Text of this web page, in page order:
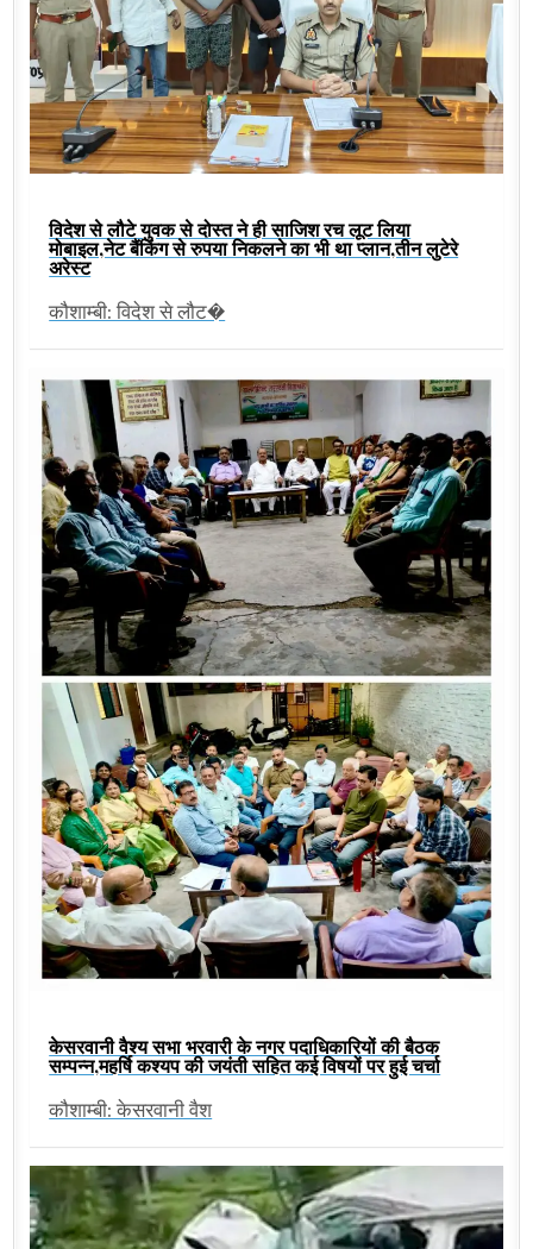
विदेश से लौटे युवक से दोस्त ने ही साजिश रच लूट लिया
मोबाइल,नेट बैंकिंग से रुपया निकलने का भी था प्लान,तीन लुटेरे
अरेस्ट
कौशाम्बी: विदेश से लौट�
केसरवानी वैश्य सभा भरवारी के नगर पदाधिकारियों की बैठक
सम्पन्न,महर्षि कश्यप की जयंती सहित कई विषयों पर हुई चर्चा
कौशाम्बी: केसरवानी वैश